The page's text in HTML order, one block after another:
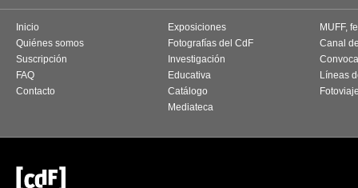
Inicio
Quiénes somos
Suscripción
FAQ
Contacto
Exposiciones
Fotografías del CdF
Investigación
Educativa
Catálogo
Mediateca
MUFF,
Canal
Líneas